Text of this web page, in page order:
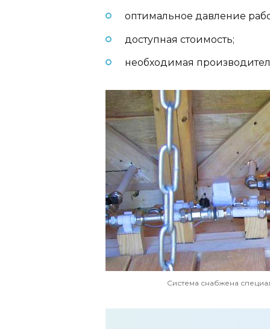
оптимальное давление
доступная стоимость;
необходимая
Система снабжена